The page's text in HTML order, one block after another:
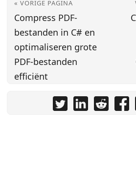
« VORIGE PAGINA
Compress PDF-
bestanden in C# en
optimaliseren grote
PDF-bestanden
efficiënt